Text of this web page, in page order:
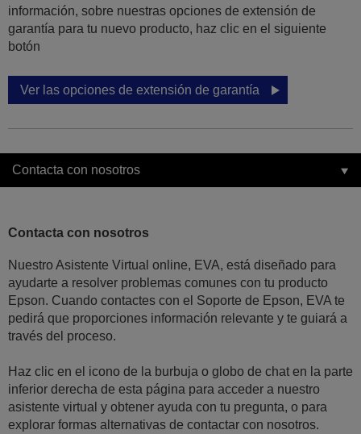
información, sobre nuestras opciones de extensión de
garantía para tu nuevo producto, haz clic en el siguiente
botón
Ver las opciones de extensión de garantía
Contacta con nosotros
Contacta con nosotros
Nuestro Asistente Virtual online, EVA, está diseñado para
ayudarte a resolver problemas comunes con tu producto
Epson. Cuando contactes con el Soporte de Epson, EVA te
pedirá que proporciones información relevante y te guiará a
través del proceso.
Haz clic en el icono de la burbuja o globo de chat en la parte
inferior derecha de esta página para acceder a nuestro
asistente virtual y obtener ayuda con tu pregunta, o para
explorar formas alternativas de contactar con nosotros.